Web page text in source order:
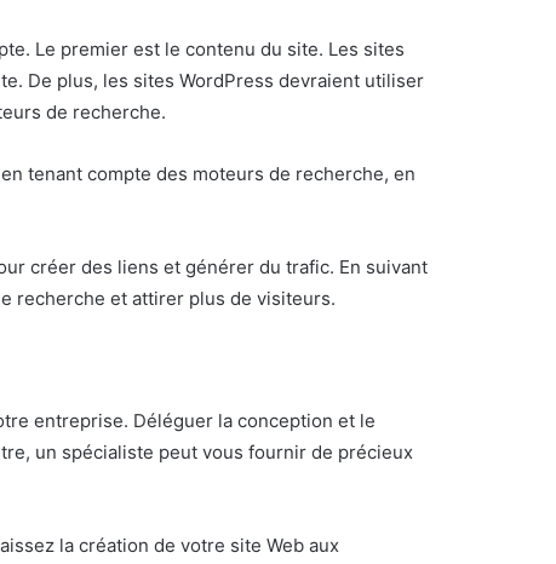
Le premier est le contenu du site. Les sites
De plus, les sites WordPress devraient utiliser
de recherche.
tenant compte des moteurs de recherche, en
créer des liens et générer du trafic. En suivant
recherche et attirer plus de visiteurs.
entreprise. Déléguer la conception et le
un spécialiste peut vous fournir de précieux
la création de votre site Web aux